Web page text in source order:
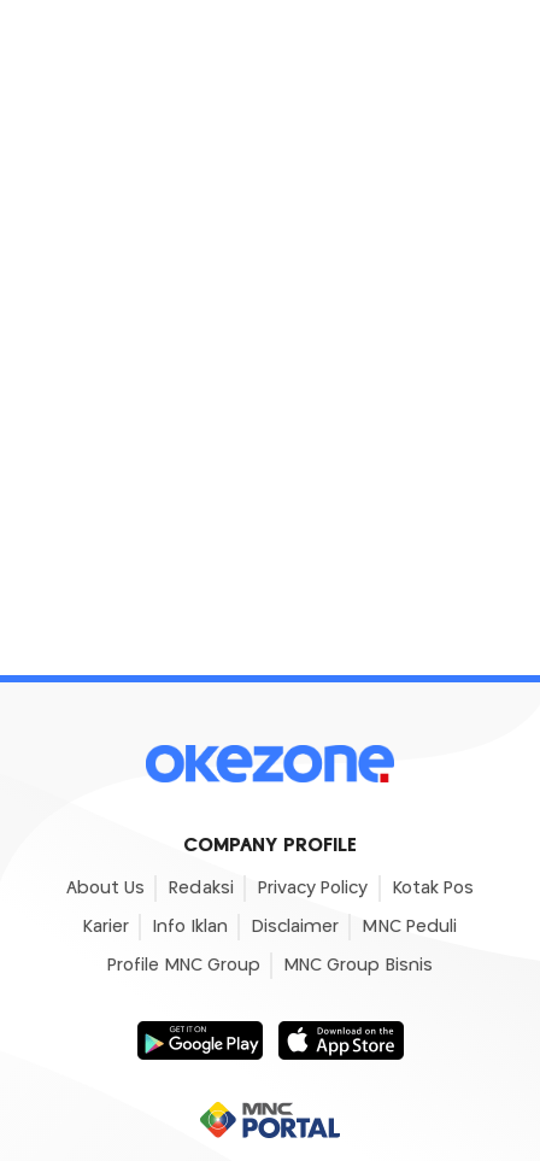
COMPANY PROFILE
About Us Redaksi Privacy Policy Kotak Pos
Karier Info Iklan Disclaimer MNC Peduli
Profile MNC Group MNC Group Bisnis